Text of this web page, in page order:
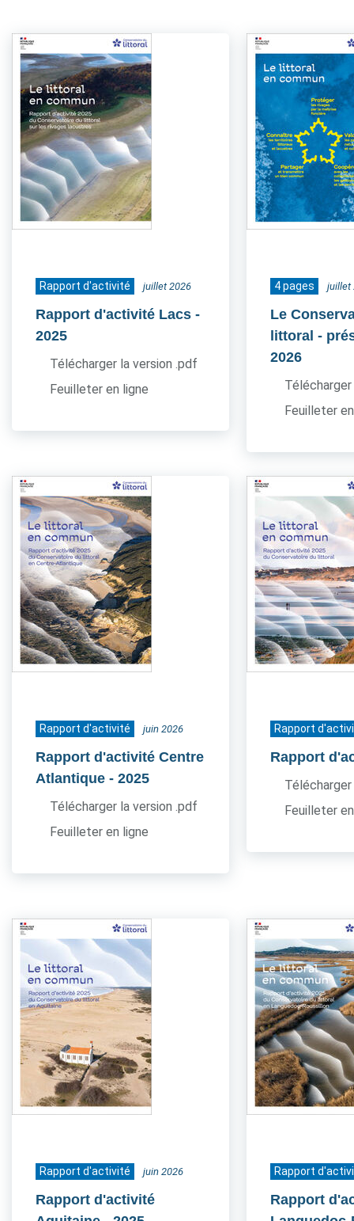
Rapport d'activité juillet 2026
Rapport d'activité Lacs -
2025
Télécharger la version .pdf
Feuilleter en ligne
4 pages juillet
Le
littoral -
2026
Feuilleter
Rapport d'activité juin 2026
Rapport d'activité Centre
Atlantique - 2025
Télécharger la version .pdf
Feuilleter en ligne
Rapport
Rapport
Feuilleter
Rapport d'activité juin 2026
Rapport d'activité
Rapport
Rapport